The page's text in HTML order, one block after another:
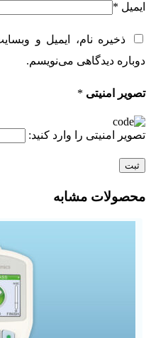
ایمیل *
ذخیره نام، ایمیل و
دوباره دیدگاهی می‌نویسم.
تصویر امنیتی *
تصویر امنیتی را وارد کنید:
محصولات مشابه